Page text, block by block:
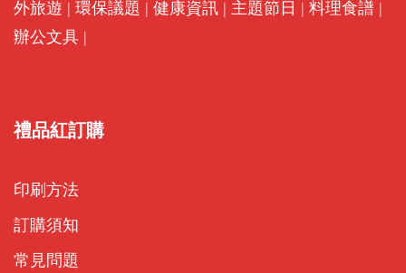
外旅遊 | 環保議題 | 健康資訊 | 主題節日 | 料理食譜 |
辦公文具 |
禮品紅訂購
印刷方法
訂購須知
常見問題